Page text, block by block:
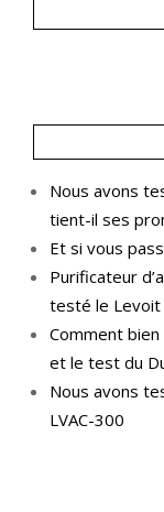
Nous avons
tient-il ses
Et si vous
Purificateur
testé le Levoit
Comment
et le test du
Nous avons
LVAC-300